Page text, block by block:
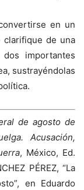
en un
de una
importantes
sustrayéndolas
de agosto de
Acusación,
, México, Ed.
PÉREZ, “La
en Eduardo